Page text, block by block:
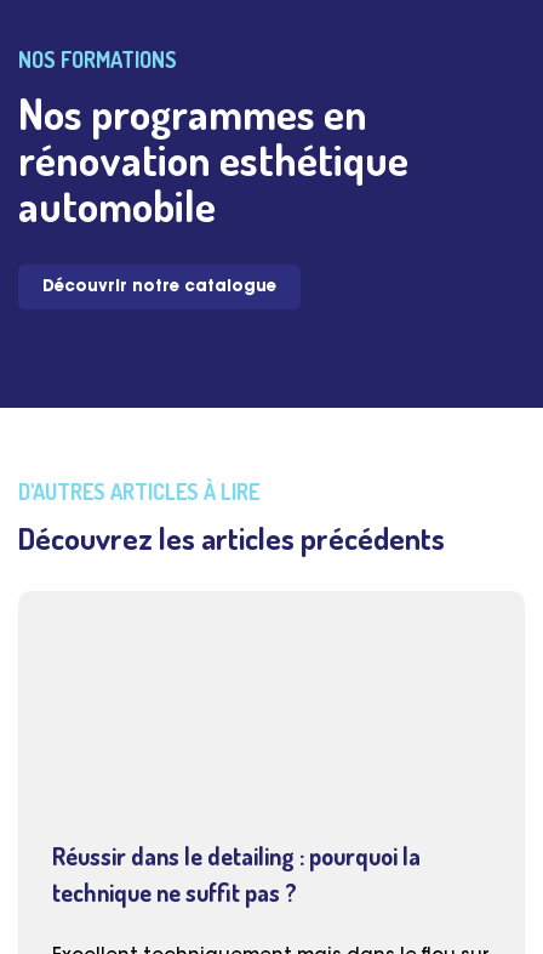
NOS FORMATIONS
Nos programmes en
rénovation esthétique
automobile
Découvrir notre catalogue
D'AUTRES ARTICLES À LIRE
Découvrez les articles précédents
Réussir dans le detailing : pourquoi la
technique ne suffit pas ?